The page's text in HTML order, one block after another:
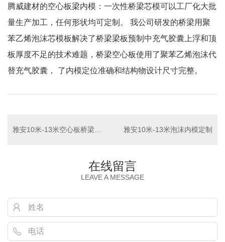
腾威建材的空心板梁内模：一次性桥梁芯模可以工厂化大批
量生产加工，任何形状均可定制。 我公司研发的桥梁用聚
苯乙烯泡沫芯模板解决了桥梁梁板预制中充气胶囊上浮和顶
板厚度不足的技术难题，桥梁空心板使用了聚苯乙烯泡沫代
替充气胶囊， 了内模定位准确和结构物设计尺寸完整。
雅安10米-13米泡沫内模定制
在线留言
LEAVE A MESSAGE